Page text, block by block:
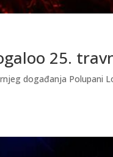
25.
događanja Polupani